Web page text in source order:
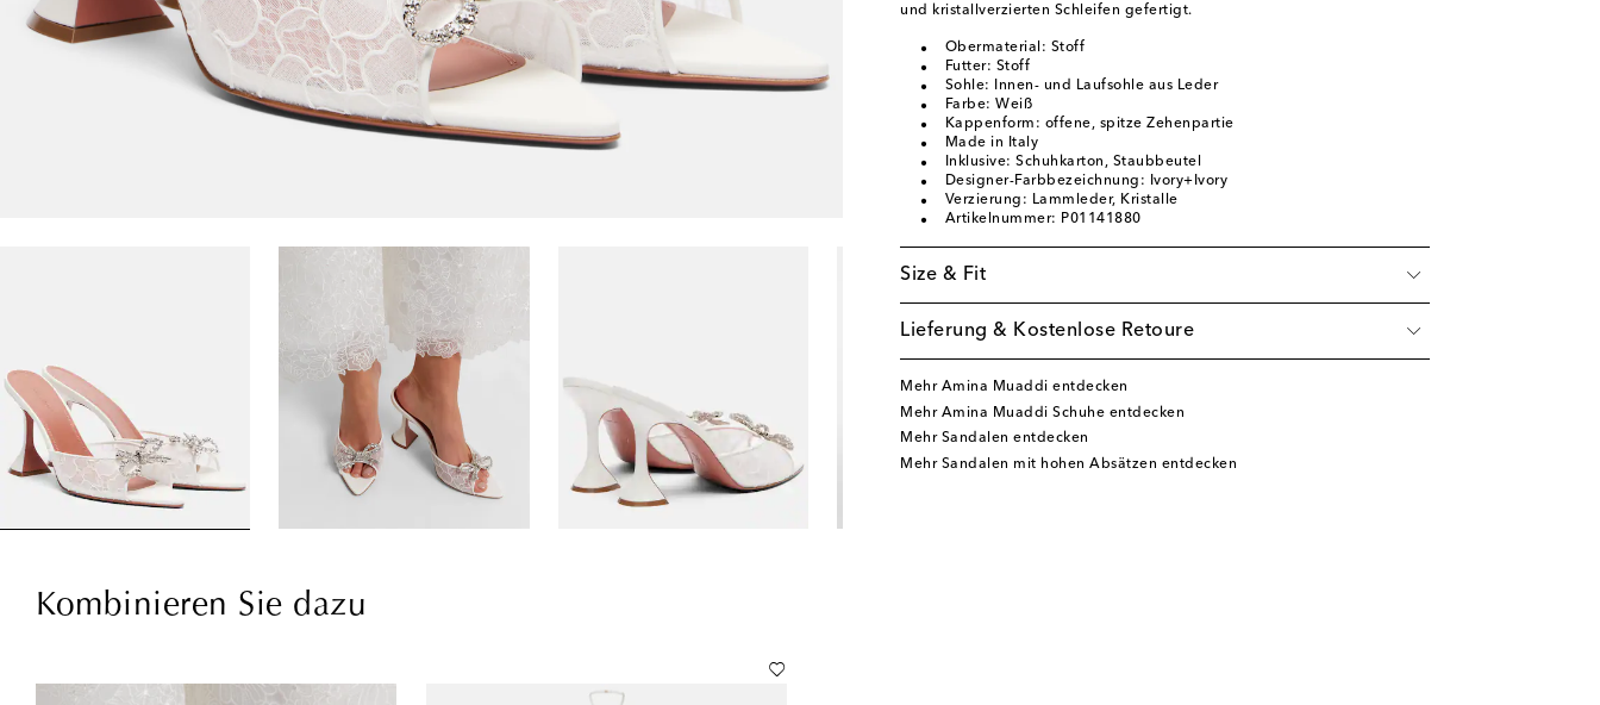
und kristallverzierten Schleifen gefertigt.
Obermaterial: Stoff
Futter: Stoff
Sohle: Innen- und Laufsohle aus Leder
Farbe: Weiß
Kappenform: offene, spitze Zehenpartie
Made in Italy
Inklusive: Schuhkarton, Staubbeutel
Designer-Farbbezeichnung: Ivory+Ivory
Verzierung: Lammleder, Kristalle
Artikelnummer: P01141880
Size & Fit
Lieferung & Kostenlose Retoure
Mehr Amina Muaddi entdecken
Mehr Amina Muaddi Schuhe entdecken
Mehr Sandalen entdecken
Mehr Sandalen mit hohen Absätzen entdecken
Kombinieren Sie dazu